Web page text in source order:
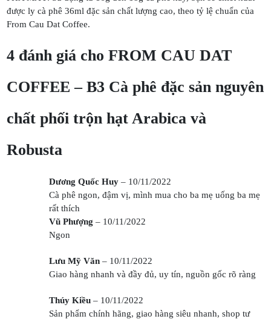
được ly cà phê 36ml đặc sản chất lượng cao, theo tỷ lệ chuẩn của
From Cau Dat Coffee.
4 đánh giá cho FROM CAU DAT
COFFEE – B3 Cà phê đặc sản nguyên
chất phối trộn hạt Arabica và
Robusta
Dương Quốc Huy – 10/11/2022
Cà phê ngon, đậm vị, mình mua cho ba mẹ uống ba mẹ
rất thích
Vũ Phượng – 10/11/2022
Ngon
Lưu Mỹ Văn – 10/11/2022
Giao hàng nhanh và đầy đủ, uy tín, nguồn gốc rõ ràng
Thúy Kiều – 10/11/2022
Sản phẩm chính hãng, giao hàng siêu nhanh, shop tư